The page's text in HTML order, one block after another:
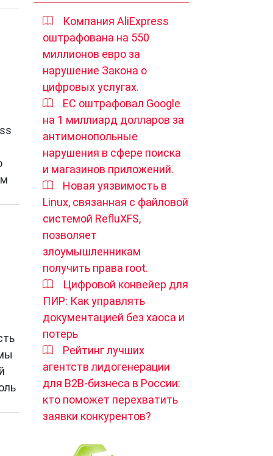
Компания AliExpress
оштрафована на 550
миллионов евро за
нарушение Закона о
цифровых услугах.
ЕС оштрафовал Google
на 1 миллиард долларов за
антимонопольные
нарушения в сфере поиска
и магазинов приложений.
Новая уязвимость в
Linux, связанная с файловой
системой RefluXFS,
позволяет
злоумышленникам
получить права root.
Цифровой конвейер для
ПИР: Как управлять
документацией без хаоса и
потерь
Рейтинг лучших
агентств лидогенерации
для B2B-бизнеса в России:
кто поможет перехватить
заявки конкурентов?